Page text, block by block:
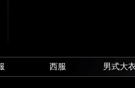
西服 男式大